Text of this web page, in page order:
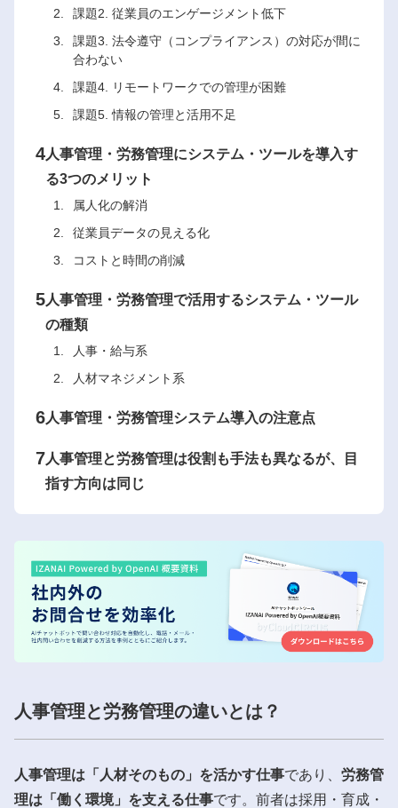
課題2. 従業員のエンゲージメント低下
課題3. 法令遵守（コンプライアンス）の対応が間に
合わない
課題4. リモートワークでの管理が困難
課題5. 情報の管理と活用不足
4人事管理・労務管理にシステム・ツールを導入す
る3つのメリット
属人化の解消
従業員データの見える化
コストと時間の削減
5人事管理・労務管理で活用するシステム・ツール
の種類
人事・給与系
人材マネジメント系
6人事管理・労務管理システム導入の注意点
7人事管理と労務管理は役割も手法も異なるが、目
指す方向は同じ
人事管理と労務管理の違いとは？
人事管理は「人材そのもの」を活かす仕事であり、 労務管
理は「働く環境」を支える仕事です。前者は採用・育成・